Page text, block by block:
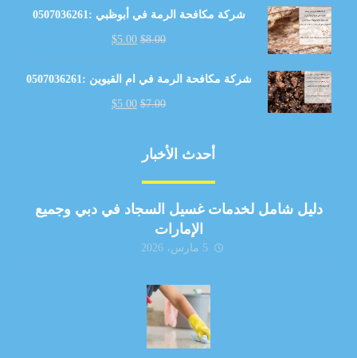
شركة مكافحة الرمة في أبوظبي :0507036261
$8.00
$5.00
شركة مكافحة الرمة في ام القيوين :0507036261
$7.00
$5.00
أحدث الأخبار
دليل شامل لخدمات غسيل السجاد في دبي وجميع
الإمارات
5 مارس، 2026